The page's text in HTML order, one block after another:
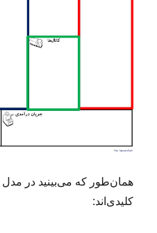
همان‌طور که می‌بینید در مدل
کلیدی‌اند: